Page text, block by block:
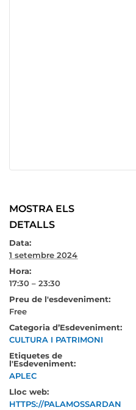
MOSTRA ELS
DETALLS
Data:
1 setembre 2024
Hora:
17:30 – 23:30
Preu de l'esdeveniment:
Free
Categoria d’Esdeveniment:
CULTURA I PATRIMONI
Etiquetes de
l'Esdeveniment:
APLEC
Lloc web:
HTTPS://PALAMOSSARDAN